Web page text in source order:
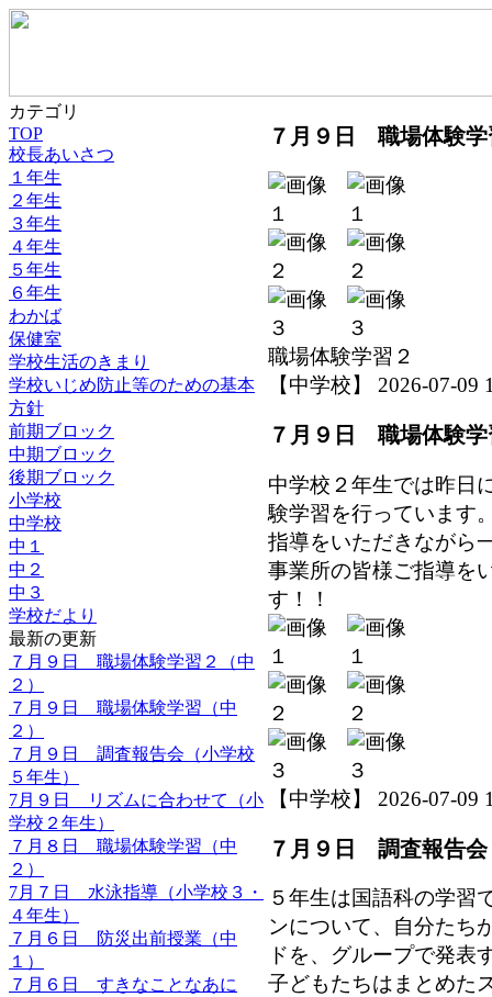
カテゴリ
TOP
校長あいさつ
１年生
２年生
３年生
４年生
５年生
６年生
わかば
保健室
学校生活のきまり
学校いじめ防止等のための基本
方針
前期ブロック
中期ブロック
後期ブロック
小学校
中学校
中１
中２
中３
学校だより
最新の更新
７月９日 職場体験学習２（中
２）
７月９日 職場体験学習（中
２）
７月９日 調査報告会（小学校
５年生）
7月９日 リズムに合わせて（小
学校２年生）
７月８日 職場体験学習（中
２）
7月７日 水泳指導（小学校３・
４年生）
７月６日 防災出前授業（中
１）
７月６日 すきなことなあに
７月９日 職場体験学
職場体験学習２
【中学校】 2026-07-09
７月９日 職場体験学
中学校２年生では昨日
験学習を行っています
指導をいただきながら
事業所の皆様ご指導を
す！！
【中学校】 2026-07-09
７月９日 調査報告会
５年生は国語科の学習
ンについて、自分たち
ドを、グループで発表
子どもたちはまとめた